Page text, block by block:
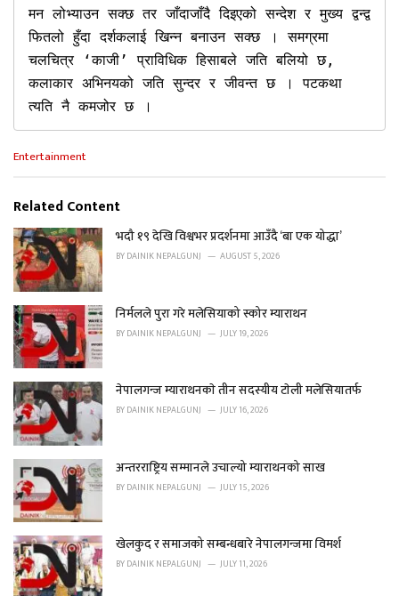
मन लोभ्याउन सक्छ तर जाँदाजाँदै दिइएको सन्देश र मुख्य द्वन्द्व
फितलो हुँदा दर्शकलाई खिन्न बनाउन सक्छ । समग्रमा
चलचित्र ‘काजी’ प्राविधिक हिसाबले जति बलियो छ,
कलाकार अभिनयको जति सुन्दर र जीवन्त छ । पटकथा
त्यति नै कमजोर छ ।
C
e
o
r
i
e
:
Entertainment
Related Content
भदौ १९ देखि विश्वभर प्रदर्शनमा आउँदै ‘बा एक योद्धा’
BYDAINIK NEPALGUNJ AUGUST 5, 2026
निर्मलले पुरा गरे मलेसियाको स्कोर म्याराथन
BYDAINIK NEPALGUNJ JULY 19, 2026
नेपालगन्ज म्याराथनकाे तीन सदस्यीय टाेली मलेसियातर्फ
BYDAINIK NEPALGUNJ JULY 16, 2026
अन्तरराष्ट्रिय सम्मानले उचाल्यो म्याराथनको साख
BYDAINIK NEPALGUNJ JULY 15, 2026
खेलकुद र समाजको सम्बन्धबारे नेपालगन्जमा विमर्श
BYDAINIK NEPALGUNJ JULY 11, 2026